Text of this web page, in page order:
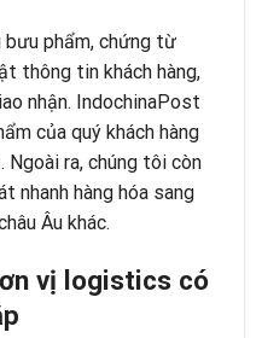
bưu phẩm, chứng từ
thông tin khách hàng,
nhận. IndochinaPost
của quý khách hàng
Ngoài ra, chúng tôi còn
nhanh hàng hóa sang
Âu khác.
n vị logistics có
p